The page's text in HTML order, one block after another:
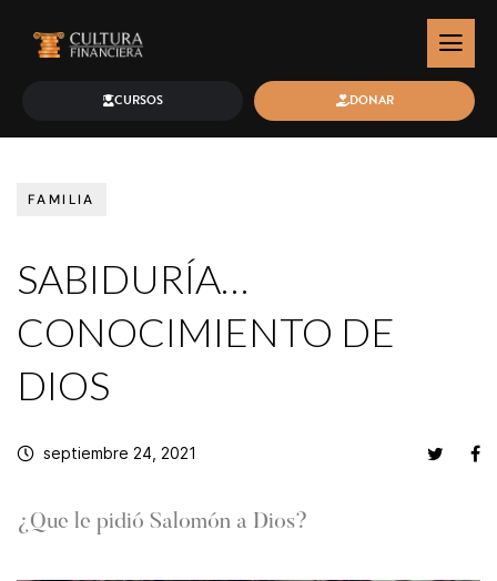
CURSOS DONAR
FAMILIA
SABIDURÍA…
CONOCIMIENTO DE
DIOS
septiembre 24, 2021
¿Que le pidió Salomón a Dios?